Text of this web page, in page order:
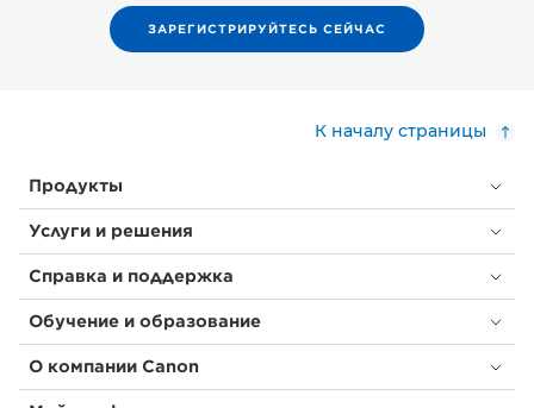
ЗАРЕГИСТРИРУЙТЕСЬ СЕЙЧАС
К началу страницы
Продукты
Услуги и решения
Справка и поддержка
Обучение и образование
О компании Canon